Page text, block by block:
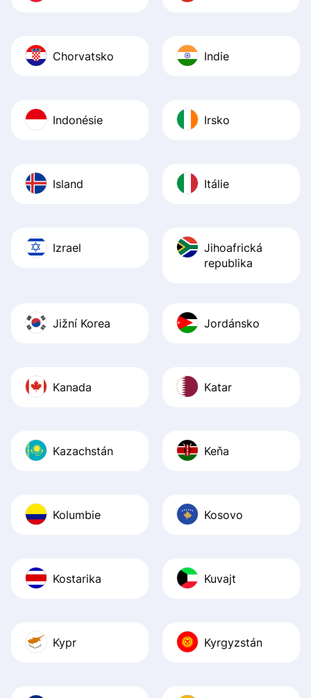
Chorvatsko Indie
Indonésie Irsko
Island Itálie
Izrael
Jihoafrická
republika
Jižní Korea Jordánsko
Kanada Katar
Kazachstán Keňa
Kolumbie Kosovo
Kostarika Kuvajt
Kypr Kyrgyzstán